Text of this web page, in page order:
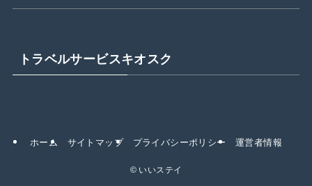
トラベルサービスキオスク
ホーム サイトマップ プライバシーポリシー 運営者情報
©いいステイ